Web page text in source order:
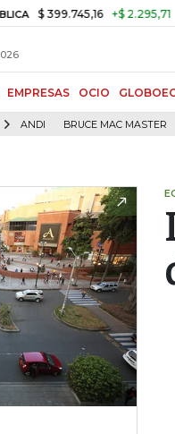
$ 399.745,16 +$ 2.295,71
EMPRESAS OCIO
ANDI BRUCE MAC MASTER